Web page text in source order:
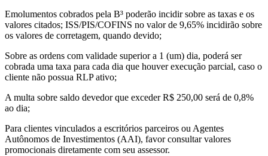
Emolumentos cobrados pela B³ poderão incidir sobre as taxas e os
valores citados; ISS/PIS/COFINS no valor de 9,65% incidirão sobre
os valores de corretagem, quando devido;
Sobre as ordens com validade superior a 1 (um) dia, poderá ser
cobrada uma taxa para cada dia que houver execução parcial, caso o
cliente não possua RLP ativo;
A multa sobre saldo devedor que exceder R$ 250,00 será de 0,8%
ao dia;
Para clientes vinculados a escritórios parceiros ou Agentes
Autônomos de Investimentos (AAI), favor consultar valores
promocionais diretamente com seu assessor.